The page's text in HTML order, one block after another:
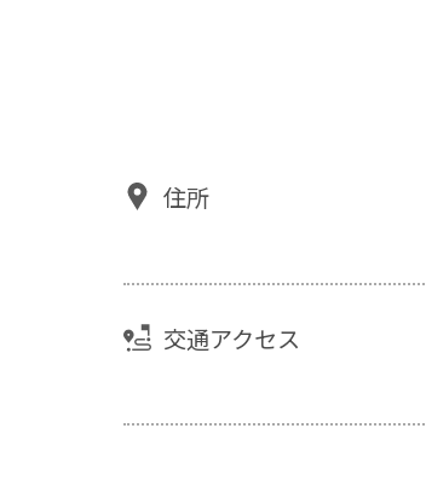
住所
交通アクセス